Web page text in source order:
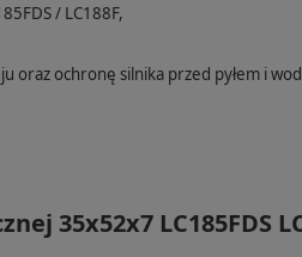
/ LC188F,
oraz ochronę silnika przed pyłem i
35x52x7 LC185FDS